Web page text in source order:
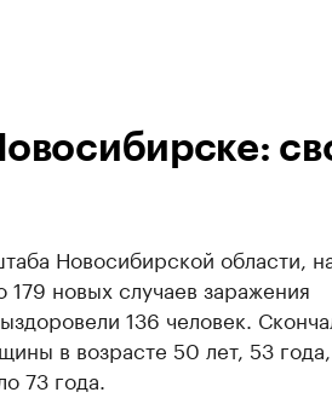
Новосибирской области,
новых случаев заражения
136 человек.
в возрасте 50 лет, 53 года,
73 года.